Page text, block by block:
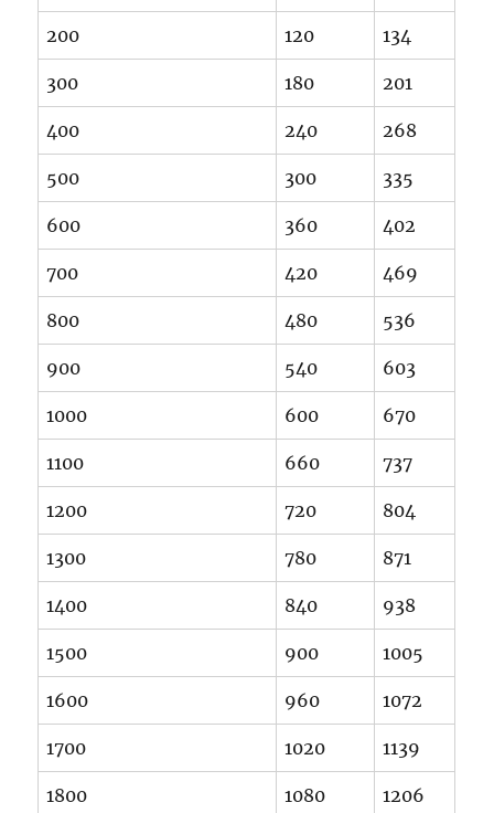
200 120 134
300 180 201
400 240 268
500 300 335
600 360 402
700 420 469
800 480 536
900 540 603
1000 600 670
1100 660 737
1200 720 804
1300 780 871
1400 840 938
1500 900 1005
1600 960 1072
1700 1020 1139
1800 1080 1206